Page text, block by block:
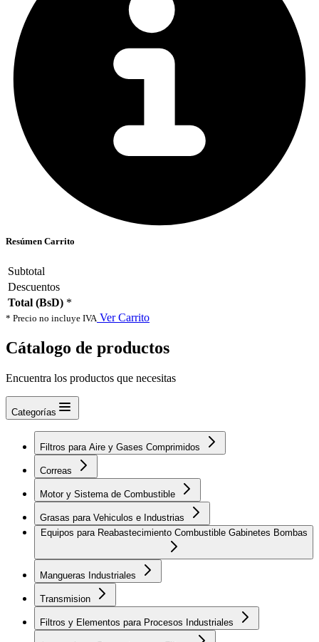
Resúmen Carrito
Subtotal
Descuentos
Total (BsD) *
* Precio no incluye IVA Ver Carrito
Cátalogo de productos
Encuentra los productos que necesitas
Categorías
Filtros para Aire y Gases Comprimidos
Correas
Motor y Sistema de Combustible
Grasas para Vehiculos e Industrias
Equipos para Reabastecimiento Combustible Gabinetes Bombas
Mangueras Industriales
Transmision
Filtros y Elementos para Procesos Industriales